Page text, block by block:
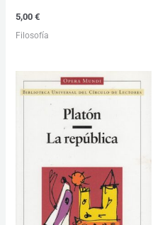
5,00€
Filosofía